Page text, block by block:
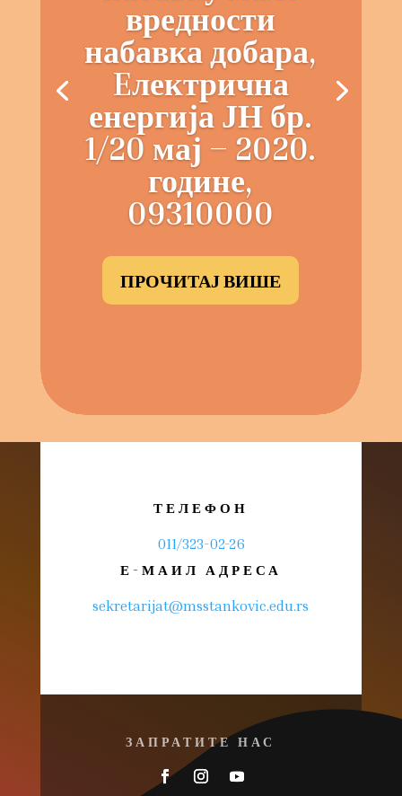
вредности
набавка добара,
Eлектрична
енергија ЈН бр.
1/20 мај – 2020.
године,
09310000
ПРОЧИТАЈ ВИШЕ
ТЕЛЕФОН
011/323-02-26
Е-МАИЛ АДРЕСА
sekretarijat@msstankovic.edu.rs
ЗАПРАТИТЕ НАС